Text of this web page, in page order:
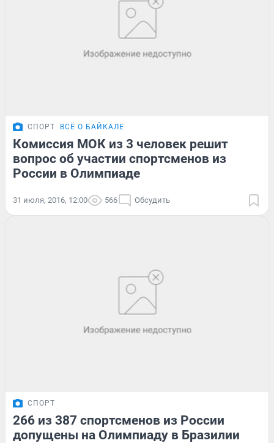
СПОРТ ВСЁ О БАЙКАЛЕ
Комиссия МОК из 3 человек решит
вопрос об участии спортсменов из
России в Олимпиаде
31 июля, 2016, 12:00 566 Обсудить
СПОРТ
266 из 387 спортсменов из России
допущены на Олимпиаду в Бразилии